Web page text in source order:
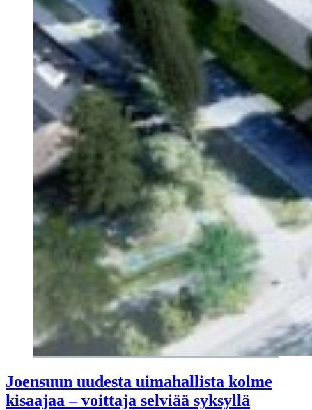
Joensuun uudesta uimahallista kolme
kisaajaa – voittaja selviää syksyllä